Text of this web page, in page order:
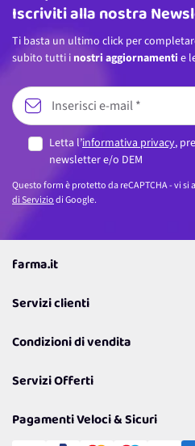
Iscriviti alla nostra
Ti basta un ultimo click per
subito tutti i nostri aggiornamenti e
Letta l’informativa privacy,
newsletter e/o DEM
Questo form è protetto da reCAPTCHA - vi si
di Serviziodi Google.
farma.it
Coupon
Lavora con noi
Politiche per la parità di genere
Servizi clienti
Richiamami
Resi
Condizioni di vendita
Spedizioni
Cookie Policy
Servizi Offerti
Pagamenti Veloci & Sicuri